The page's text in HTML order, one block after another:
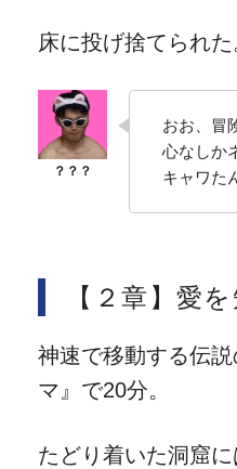
床に投げ捨てられた
おお、冒
心なしか
キャワた
【２章】愛
神速で移動する伝
マ』で20分。
たどり着いた洞窟